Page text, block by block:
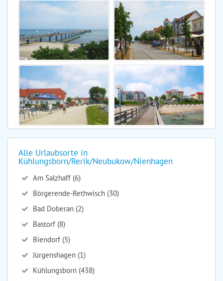
Alle Urlaubsorte in
Kühlungsborn/Rerik/Neubukow/Nienhagen
Am Salzhaff (6)
Börgerende-Rethwisch (30)
Bad Doberan (2)
Bastorf (8)
Biendorf (5)
Jürgenshagen (1)
Kühlungsborn (438)